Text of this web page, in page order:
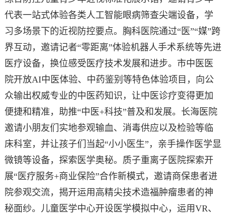
代表一站式体验各类人工智能眼病筛查尖端设备，学
习多场景下的近视防控要点。胸科医院通过“医”“媒”跨
界互动，邀请记者“零距离”体验机器人手术系统等先进
医疗设备，换位感受医疗技术发展和进步。市中医医
院开放AI中医体验、中药鉴别等特色体验项目，向公
众输出权威专业的中医药知识，让中医诊疗变得更加
便捷和精准，助推“中医+科技”普及和发展。长海医院
邀请小朋友们实地参观输血、消毒供应以及检验等临
床科室，并让孩子们当起“小小医生”，亲手操作医学显
微镜等设备，探索医学奥秘。质子重离子医院探索开
展“医疗服务+商业保险”合作新模式，邀请商保患者进
院参观交流，揭开运用高精尖技术造福肿瘤患者的神
秘面纱。儿童医学中心开设医学模拟中心，运用VR、